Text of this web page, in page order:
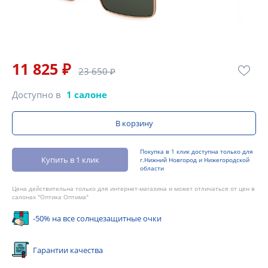
11 825 ₽ 23 650 ₽
Доступно в 1 салоне
В корзину
Купить в 1 клик
Покупка в 1 клик доступна только для
г.Нижний Новгород и Нижегородской
области
Цена действительна только для интернет-магазина и может отличаться от цен в
салонах "Оптика Оптима"
-50% на все солнцезащитные очки
Гарантии качества